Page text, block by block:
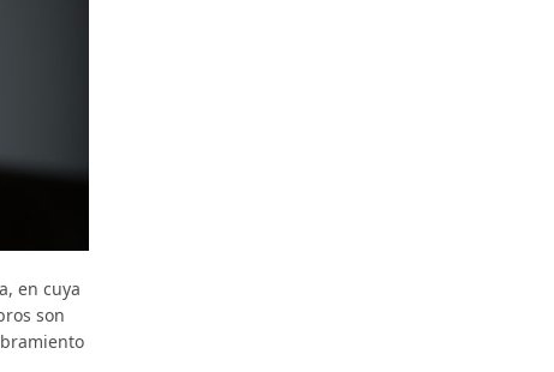
en cuya
son